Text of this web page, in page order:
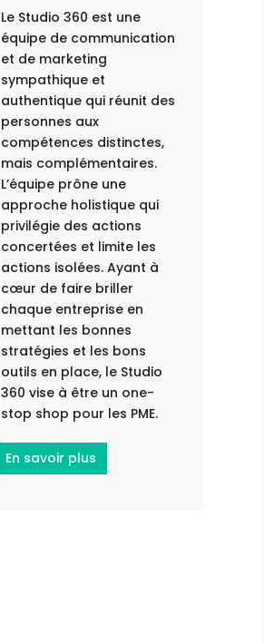
Le Studio 360 est une
équipe de communication
et de marketing
sympathique et
authentique qui réunit des
personnes aux
compétences distinctes,
mais complémentaires.
L’équipe prône une
approche holistique qui
privilégie des actions
concertées et limite les
actions isolées. Ayant à
cœur de faire briller
chaque entreprise en
mettant les bonnes
stratégies et les bons
outils en place, le Studio
360 vise à être un one-
stop shop pour les PME.
En savoir plus